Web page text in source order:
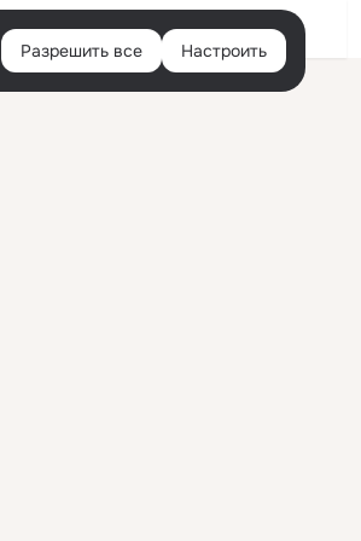
Войти
Разрешить все Настроить